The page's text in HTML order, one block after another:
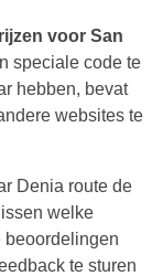
voor San
speciale code te
hebben, bevat
websites te
Denia route de
welke
beoordelingen
te sturen